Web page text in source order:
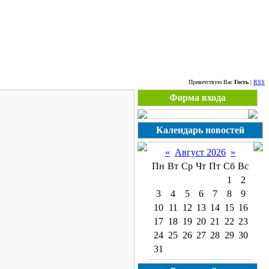
Приветствую Вас Гость | RSS
Форма входа
Календарь новостей
« Август 2026 »
Пн Вт Ср Чт Пт Сб Вс
1
2
3
4 5 6 7 8
9
10
11 12 13 14 15 16
17 18 19 20 21 22 23
24 25 26 27 28 29 30
31